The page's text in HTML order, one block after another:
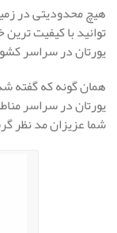
هیچ محدودیتی در
توانید با کیفیت
یورتان در سراسر
همان گونه که گفته
یورتان در سراسر
شما عزیزان مد نظر